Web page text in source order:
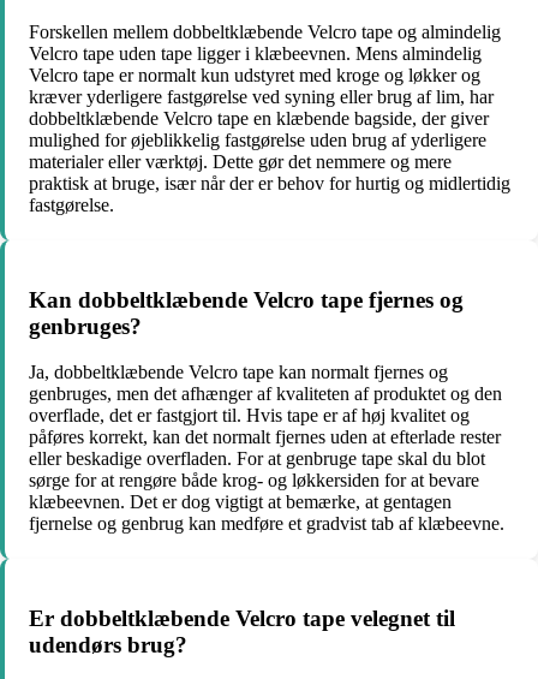
Forskellen mellem dobbeltklæbende Velcro tape og almindelig
Velcro tape uden tape ligger i klæbeevnen. Mens almindelig
Velcro tape er normalt kun udstyret med kroge og løkker og
kræver yderligere fastgørelse ved syning eller brug af lim, har
dobbeltklæbende Velcro tape en klæbende bagside, der giver
mulighed for øjeblikkelig fastgørelse uden brug af yderligere
materialer eller værktøj. Dette gør det nemmere og mere
praktisk at bruge, især når der er behov for hurtig og midlertidig
fastgørelse.
Kan dobbeltklæbende Velcro tape fjernes og
genbruges?
Ja, dobbeltklæbende Velcro tape kan normalt fjernes og
genbruges, men det afhænger af kvaliteten af produktet og den
overflade, det er fastgjort til. Hvis tape er af høj kvalitet og
påføres korrekt, kan det normalt fjernes uden at efterlade rester
eller beskadige overfladen. For at genbruge tape skal du blot
sørge for at rengøre både krog- og løkkersiden for at bevare
klæbeevnen. Det er dog vigtigt at bemærke, at gentagen
fjernelse og genbrug kan medføre et gradvist tab af klæbeevne.
Er dobbeltklæbende Velcro tape velegnet til
udendørs brug?